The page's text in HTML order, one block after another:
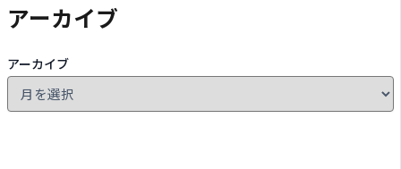
アーカイブ
アーカイブ